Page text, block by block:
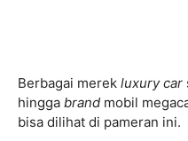
Berbagai merek luxury car
hingga brand mobil
bisa dilihat di pameran ini.